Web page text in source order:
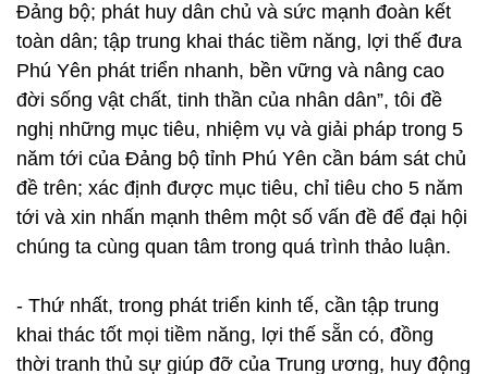
Đảng bộ; phát huy dân chủ và sức mạnh đoàn kết
toàn dân; tập trung khai thác tiềm năng, lợi thế đưa
Phú Yên phát triển nhanh, bền vững và nâng cao
đời sống vật chất, tinh thần của nhân dân”, tôi đề
nghị những mục tiêu, nhiệm vụ và giải pháp trong 5
năm tới của Đảng bộ tỉnh Phú Yên cần bám sát chủ
đề trên; xác định được mục tiêu, chỉ tiêu cho 5 năm
tới và xin nhấn mạnh thêm một số vấn đề để đại hội
chúng ta cùng quan tâm trong quá trình thảo luận.
- Thứ nhất, trong phát triển kinh tế, cần tập trung
khai thác tốt mọi tiềm năng, lợi thế sẵn có, đồng
thời tranh thủ sự giúp đỡ của Trung ương, huy động